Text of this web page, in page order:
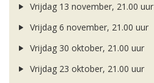
Vrijdag 13 november, 21.00 uur
Vrijdag 6 november, 21.00 uur
Vrijdag 30 oktober, 21.00 uur
Vrijdag 23 oktober, 21.00 uur